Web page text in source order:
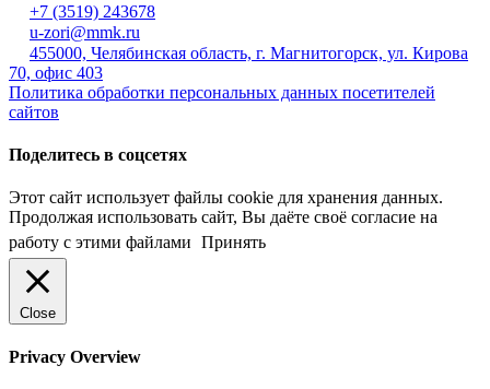
+7 (3519) 243678
u-zori@mmk.ru
455000, Челябинская область, г. Магнитогорск, ул. Кирова
70, офис 403
Политика обработки персональных данных посетителей
сайтов
Поделитесь в соцсетях
Этот сайт использует файлы cookie для хранения данных.
Продолжая использовать сайт, Вы даёте своё согласие на
работу с этими файлами Принять
Close
Privacy Overview